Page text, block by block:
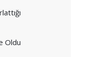
Oldu